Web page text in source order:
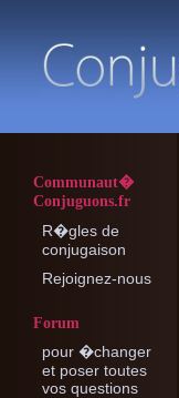
Communaut�
Conjuguons.fr
R�gles de
conjugaison
Rejoignez-nous
Forum
pour �changer
et poser toutes
vos questions